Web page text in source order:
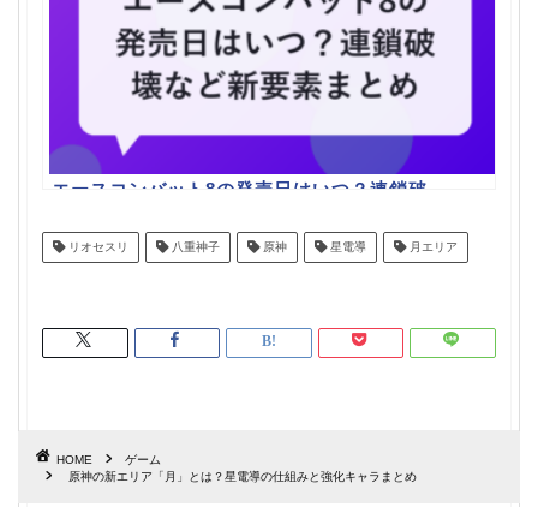
エースコンバット8の発売日はいつ？連鎖破
リオセスリ 八重神子 原神 星電導 月エリア
HOME
ゲーム
原神の新エリア「月」とは？星電導の仕組みと強化キャラまとめ